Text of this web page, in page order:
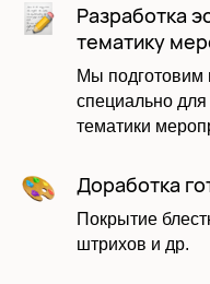
Разработка
тематику
Мы подготовим
специально
тематики
Доработка
Покрытие
штрихов и др.